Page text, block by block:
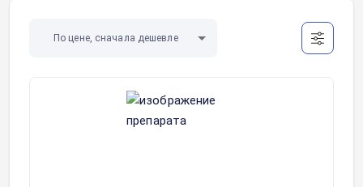
По цене, сначала дешевле